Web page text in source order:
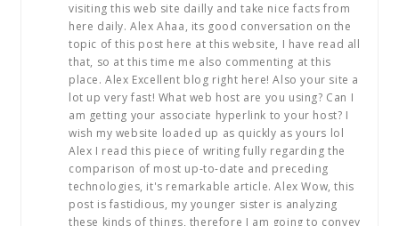
visiting this web site dailly and take nice facts from
here daily. Alex Ahaa, its good conversation on the
topic of this post here at this website, I have read all
that, so at this time me also commenting at this
place. Alex Excellent blog right here! Also your site a
lot up very fast! What web host are you using? Can I
am getting your associate hyperlink to your host? I
wish my website loaded up as quickly as yours lol
Alex I read this piece of writing fully regarding the
comparison of most up-to-date and preceding
technologies, it's remarkable article. Alex Wow, this
post is fastidious, my younger sister is analyzing
these kinds of things, therefore I am going to convey